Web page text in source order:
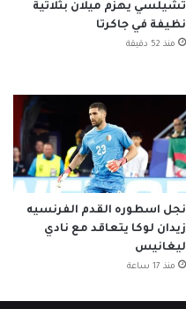
تشيلسي يهزم ميلان بثلاثية
نظيفة في جاكرتا
منذ 52 دقيقة
نجل اسطوره القدم الفرنسيه
زيدان لوكا يتعاقد مع نادي
ليغانيس
منذ 17 ساعة